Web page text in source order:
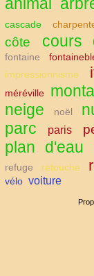
cascade
côte cours
fontaine
impressionnisme
méréville
neige noël
parc paris
plan d'eau
refuge retouche
vélo voiture